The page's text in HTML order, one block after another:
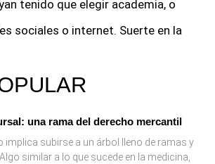
tenido que elegir academia, o
sociales o internet. Suerte en la
una rama del derecho mercantil
implica subirse a un árbol lleno de ramas y
similar a lo que sucede en la medicina,